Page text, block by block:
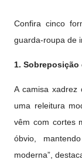
Confira cinco
guarda-roupa de
1. Sobreposição
A camisa xadrez
uma releitura
vêm com cortes
óbvio,
moderna”,